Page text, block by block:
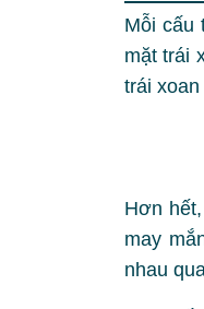
Mỗi cấu
mặt trái
trái
Hơn
may
nhau